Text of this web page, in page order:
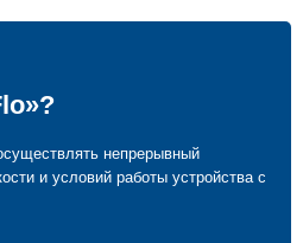
непрерывный
и условий работы устройства с